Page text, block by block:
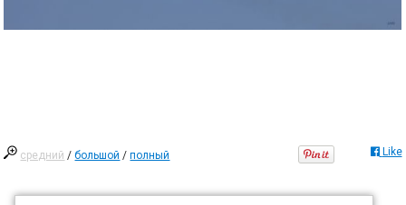
средний /большой /полный Like